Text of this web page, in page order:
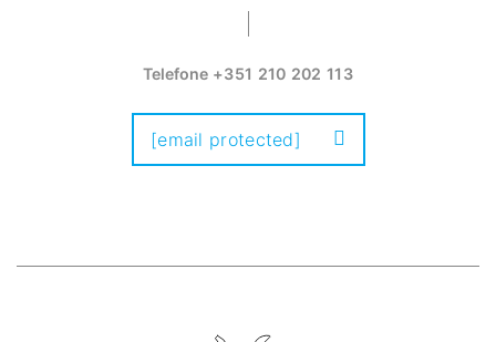
Telefone +351 210 202 113
[email protected]